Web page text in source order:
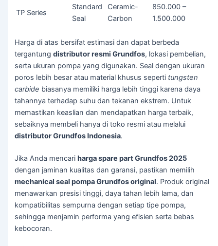
TP Series
Standard
Seal
Ceramic-
Carbon
850.000 –
1.500.000
Harga di atas bersifat estimasi dan dapat berbeda
tergantungdistributor resmi Grundfos, lokasi pembelian,
serta ukuran pompa yang digunakan. Seal dengan ukuran
poros lebih besar atau material khusus seperti tungsten
carbide biasanya memiliki harga lebih tinggi karena daya
tahannya terhadap suhu dan tekanan ekstrem. Untuk
memastikan keaslian dan mendapatkan harga terbaik,
sebaiknya membeli hanya di toko resmi atau melalui
distributor Grundfos Indonesia.
Jika Anda mencariharga spare part Grundfos 2025
dengan jaminan kualitas dan garansi, pastikan memilih
mechanical seal pompa Grundfos original. Produk original
menawarkan presisi tinggi, daya tahan lebih lama, dan
kompatibilitas sempurna dengan setiap tipe pompa,
sehingga menjamin performa yang efisien serta bebas
kebocoran.